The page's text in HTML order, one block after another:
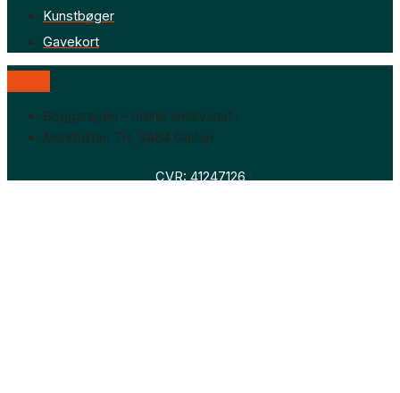
Kunstbøger
Gavekort
Boggaragen – online antikvariat
Marktoften 7H, 8464 Galten
CVR: 41247126